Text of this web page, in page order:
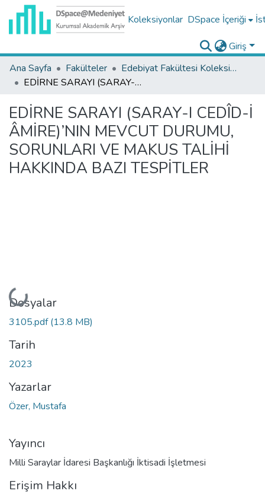
Koleksiyonlar DSpace İçeriği
Giriş
Ana Sayfa
Fakülteler
Edebiyat Fakültesi Koleksiyonu
EDİRNE SARAYI (SARAY-I CEDÎD-İ ÂMİRE)’NIN MEVCUT DURUMU, SORUNLARI VE MAKUS TALİHİ HAKKINDA BAZI TESPİTLER
EDİRNE SARAYI (SARAY-I CEDÎD-İ
ÂMİRE)’NIN MEVCUT DURUMU,
SORUNLARI VE MAKUS TALİHİ
HAKKINDA BAZI TESPİTLER
Yükleniyor...
Dosyalar
3105.pdf(13.8 MB)
Tarih
2023
Yazarlar
Özer, Mustafa
Yayıncı
Milli Saraylar İdaresi Başkanlığı İktisadi İşletmesi
Erişim Hakkı